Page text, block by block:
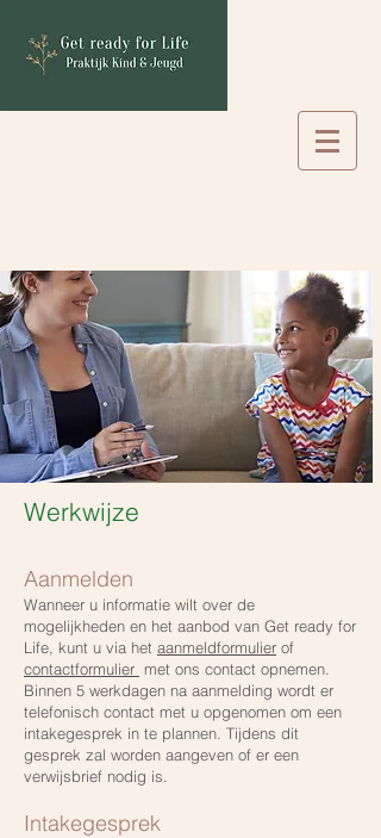
Werkwijze
Aanmelden
Wanneer u informatie wilt over de
mogelijkheden en het aanbod van Get ready for
Life, kunt u via het aanmeldformulier of
contactformulier met ons contact opnemen.
Binnen 5 werkdagen na aanmelding wordt er
telefonisch contact met u opgenomen om een
intakegesprek in te plannen. Tijdens dit
gesprek zal worden aangeven of er een
verwijsbrief nodig is.
Intakegesprek